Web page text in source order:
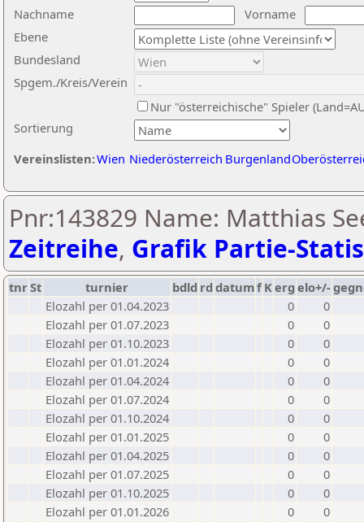
Nachname
Vorname
Ebene
Sortierung
Bundesland
Spgem./Kreis/Verein
Nur "österreichische" Spieler
Vereinslisten:Wien Niederösterreich Burgenland
Pnr:143829 Name: Matthias
Zeitreihe, Grafik Partie-
tnrSt turnier bdld rd datumf Kerg elo+/-
Elozahl per 01.04.2023
0
0
Elozahl per 01.07.2023
0
0
Elozahl per 01.10.2023
0
0
Elozahl per 01.01.2024
0
0
Elozahl per 01.04.2024
0
0
Elozahl per 01.07.2024
0
0
Elozahl per 01.10.2024
0
0
Elozahl per 01.01.2025
0
0
Elozahl per 01.04.2025
0
0
Elozahl per 01.07.2025
0
0
Elozahl per 01.10.2025
0
0
Elozahl per 01.01.2026
0
0